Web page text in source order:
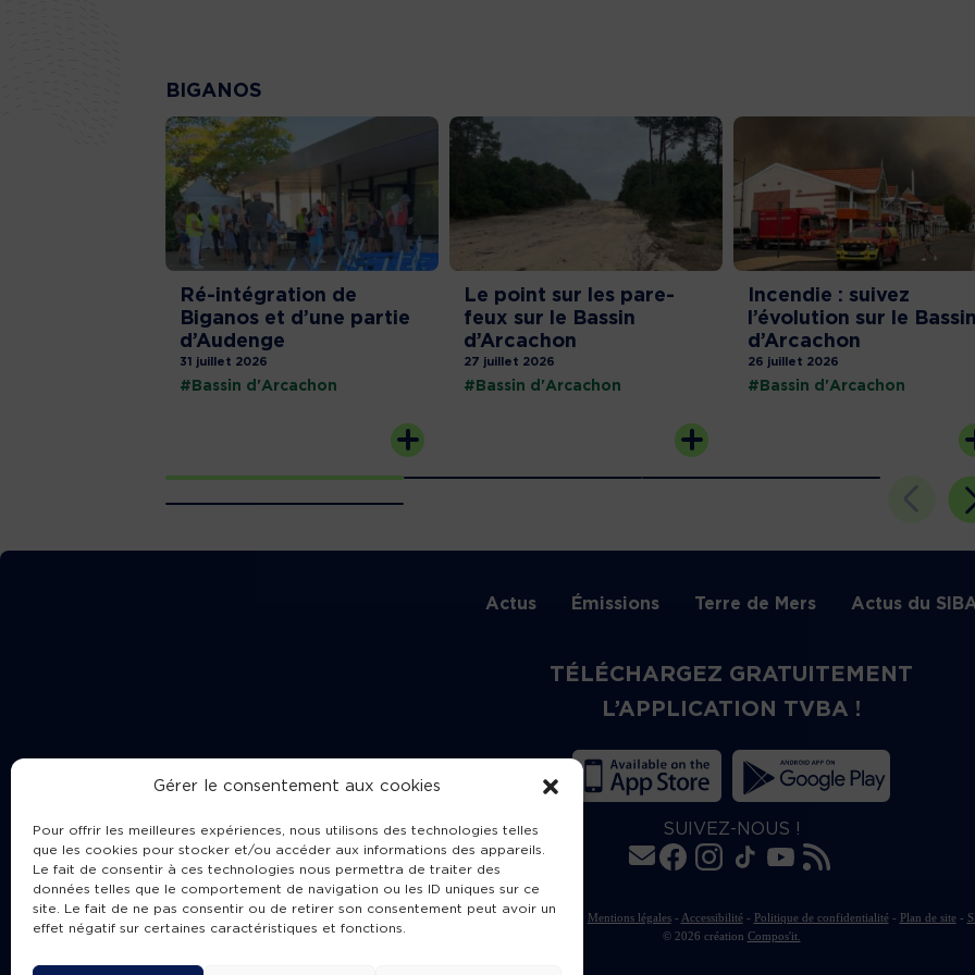
Gérer le consentement aux cookies
Pour offrir les meilleures expériences, nous utilisons des technologies telles
que les cookies pour stocker et/ou accéder aux informations des appareils.
Le fait de consentir à ces technologies nous permettra de traiter des
données telles que le comportement de navigation ou les ID uniques sur ce
site. Le fait de ne pas consentir ou de retirer son consentement peut avoir un
effet négatif sur certaines caractéristiques et fonctions.
BIGANOS
Ré-intégration de
Biganos et d’une partie
d’Audenge
31 juillet 2026
#Bassin d'Arcachon
Le point sur les pare-
feux sur le Bassin
d’Arcachon
27 juillet 2026
#Bassin d'Arcachon
Incendie : suivez
l’évolution sur le Bassin
d’Arcachon
26 juillet 2026
#Bassin d'Arcachon
Actus Émissions Terre de Mers Actus du
TÉLÉCHARGEZ GRATUITEMENT
L’APPLICATION TVBA !
SUIVEZ-NOUS !
Charte de publication Mentions légales- Accessibilité- Politique de confidentialité- Plan de site-
© 2026 création Compos'it.